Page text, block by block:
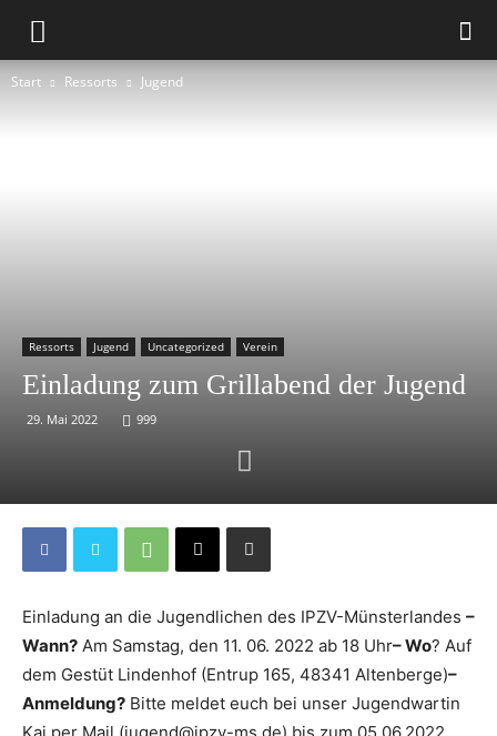
Start Ressorts Jugend
Ressorts Jugend Uncategorized Verein
Einladung zum Grillabend der Jugend
29. Mai 2022 999
Einladung an die Jugendlichen des IPZV-Münsterlandes –
Wann? Am Samstag, den 11. 06. 2022 ab 18 Uhr– Wo? Auf
dem Gestüt Lindenhof (Entrup 165, 48341 Altenberge)–
Anmeldung? Bitte meldet euch bei unser Jugendwartin